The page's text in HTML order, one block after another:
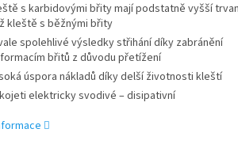
s karbidovými břity mají podstatně vyšší
kleště s běžnými břity
spolehlivé výsledky střihání díky zabránění
břitů z důvodu přetížení
úspora nákladů díky delší životnosti kleští
elektricky svodivé – disipativní